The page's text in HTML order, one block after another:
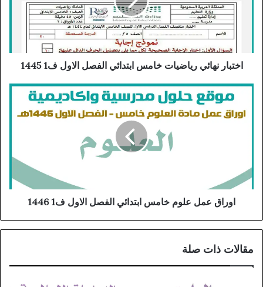
اختبار نهائي رياضيات خامس ابتدائي الفصل الاول ف1 1445
اوراق عمل علوم خامس ابتدائي الفصل الاول ف1 1446
مقالات ذات صلة